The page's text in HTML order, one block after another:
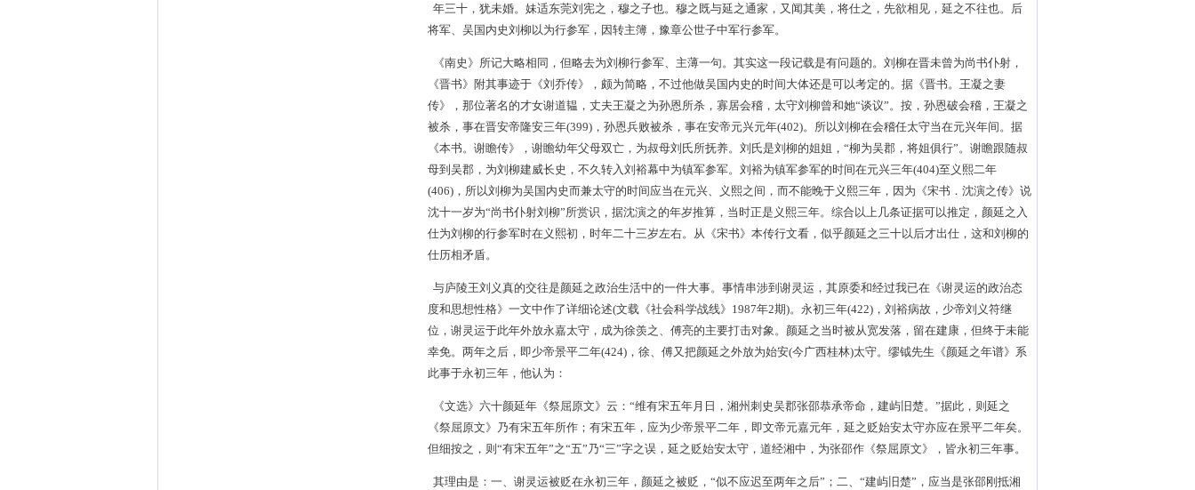
年三十，犹未婚。妹适东莞刘宪之，穆之子也。穆之既与延之通家，又闻其美，将仕之，先欲相见，延之不往也。后
将军、吴国内史刘柳以为行参军，因转主簿，豫章公世子中军行参军。
《南史》所记大略相同，但略去为刘柳行参军、主薄一句。其实这一段记载是有问题的。刘柳在晋未曾为尚书仆射，
《晋书》附其事迹于《刘乔传》，颇为简略，不过他做吴国内史的时间大体还是可以考定的。据《晋书。王凝之妻
传》，那位著名的才女谢道韫，丈夫王凝之为孙恩所杀，寡居会稽，太守刘柳曾和她“谈议”。按，孙恩破会稽，王凝之
被杀，事在晋安帝隆安三年(399)，孙恩兵败被杀，事在安帝元兴元年(402)。所以刘柳在会稽任太守当在元兴年间。据
《本书。谢瞻传》，谢瞻幼年父母双亡，为叔母刘氏所抚养。刘氏是刘柳的姐姐，“柳为吴郡，将姐俱行”。谢瞻跟随叔
母到吴郡，为刘柳建威长史，不久转入刘裕幕中为镇军参军。刘裕为镇军参军的时间在元兴三年(404)至义熙二年
(406)，所以刘柳为吴国内史而兼太守的时间应当在元兴、义熙之间，而不能晚于义熙三年，因为《宋书．沈演之传》说
沈十一岁为“尚书仆射刘柳”所赏识，据沈演之的年岁推算，当时正是义熙三年。综合以上几条证据可以推定，颜延之入
仕为刘柳的行参军时在义熙初，时年二十三岁左右。从《宋书》本传行文看，似乎颜延之三十以后才出仕，这和刘柳的
仕历相矛盾。
与庐陵王刘义真的交往是颜延之政治生活中的一件大事。事情串涉到谢灵运，其原委和经过我已在《谢灵运的政治态
度和思想性格》一文中作了详细论述(文载《社会科学战线》1987年2期)。永初三年(422)，刘裕病故，少帝刘义符继
位，谢灵运于此年外放永嘉太守，成为徐羡之、傅亮的主要打击对象。颜延之当时被从宽发落，留在建康，但终于未能
幸免。两年之后，即少帝景平二年(424)，徐、傅又把颜延之外放为始安(今广西桂林)太守。缪钺先生《颜延之年谱》系
此事于永初三年，他认为：
《文选》六十颜延年《祭屈原文》云：“维有宋五年月日，湘州刺史吴郡张邵恭承帝命，建屿旧楚。”据此，则延之
《祭屈原文》乃有宋五年所作；有宋五年，应为少帝景平二年，即文帝元嘉元年，延之贬始安太守亦应在景平二年矣。
但细按之，则“有宋五年”之“五”乃“三”字之误，延之贬始安太守，道经湘中，为张邵作《祭屈原文》，皆永初三年事。
其理由是：一、谢灵运被贬在永初三年，颜延之被贬，“似不应迟至两年之后”；二、“建屿旧楚”，应当是张邵刚抵湘